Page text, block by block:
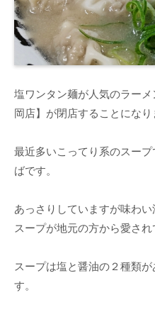
塩ワンタン麺が人気のラー
岡店】が閉店することになり
最近多いこってり系のスー
ばです。
あっさりしていますが味わ
スープが地元の方から愛され
スープは塩と醤油の２種類
す。